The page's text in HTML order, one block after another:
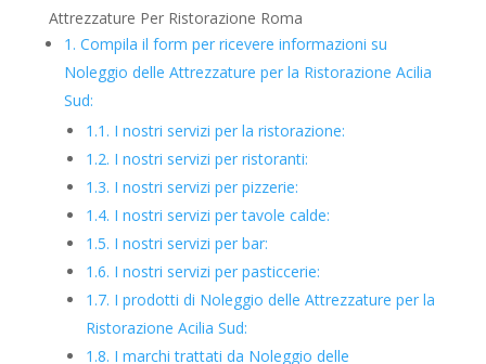
Attrezzature Per Ristorazione Roma
1. Compila il form per ricevere informazioni su
Noleggio delle Attrezzature per la Ristorazione Acilia
Sud:
1.1. I nostri servizi per la ristorazione:
1.2. I nostri servizi per ristoranti:
1.3. I nostri servizi per pizzerie:
1.4. I nostri servizi per tavole calde:
1.5. I nostri servizi per bar:
1.6. I nostri servizi per pasticcerie:
1.7. I prodotti di Noleggio delle Attrezzature per la
Ristorazione Acilia Sud:
1.8. I marchi trattati da Noleggio delle